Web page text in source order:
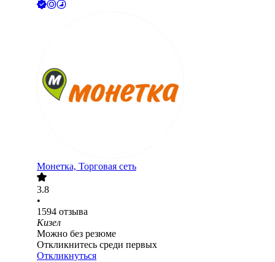
Монетка, Торговая сеть
3.8
•
1594 отзыва
Кизел
Можно без резюме
Откликнитесь среди первых
Откликнуться